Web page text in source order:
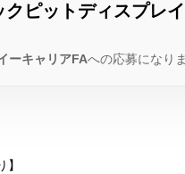
ピットディスプレ
ーキャリアFAへの応募になり